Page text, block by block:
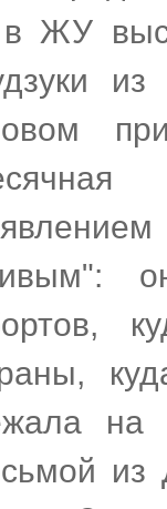
ЖУ
на
из